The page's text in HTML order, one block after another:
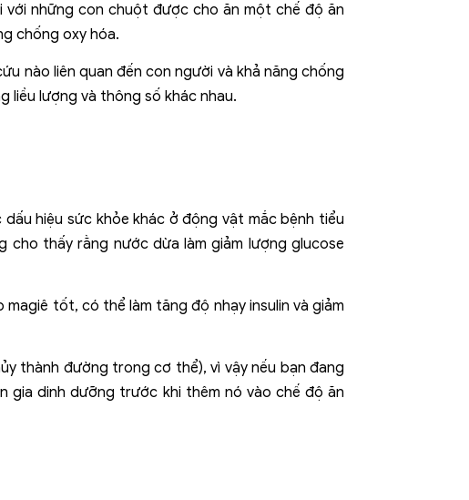
những con chuột được cho ăn một chế độ ăn
chống oxy hóa.
nào liên quan đến con người và khả năng chống
liều lượng và thông số khác nhau.
hiệu sức khỏe khác ở động vật mắc bệnh tiểu
cho thấy rằng nước dừa làm giảm lượng glucose
tốt, có thể làm tăng độ nhạy insulin và giảm
thành đường trong cơ thể), vì vậy nếu bạn đang
gia dinh dưỡng trước khi thêm nó vào chế độ ăn